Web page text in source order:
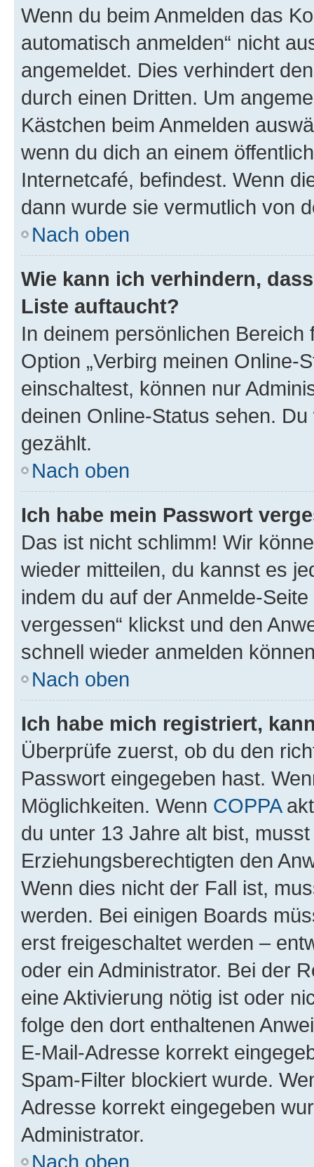
Wenn du beim Anmelden das
automatisch anmelden“ nicht
angemeldet. Dies verhindert
durch einen Dritten. Um
Kästchen beim Anmelden
wenn du dich an einem
Internetcafé, befindest. Wenn
dann wurde sie vermutlich von
Nach oben
Wie kann ich verhindern,
Liste auftaucht?
In deinem persönlichen
Option „Verbirg meinen Online-
einschaltest, können nur
deinen Online-Status sehen.
gezählt.
Nach oben
Ich habe mein Passwort
Das ist nicht schlimm! Wir
wieder mitteilen, du kannst es
indem du auf der Anmelde-
vergessen“ klickst und den
schnell wieder anmelden
Nach oben
Ich habe mich registriert,
Überprüfe zuerst, ob du den
Passwort eingegeben hast.
Möglichkeiten. Wenn COPPA
du unter 13 Jahre alt bist,
Erziehungsberechtigten den
Wenn dies nicht der Fall ist,
werden. Bei einigen Boards
erst freigeschaltet werden –
oder ein Administrator. Bei der
eine Aktivierung nötig ist oder
folge den dort enthaltenen
E-Mail-Adresse korrekt
Spam-Filter blockiert wurde.
Adresse korrekt eingegeben
Administrator.
Nach oben